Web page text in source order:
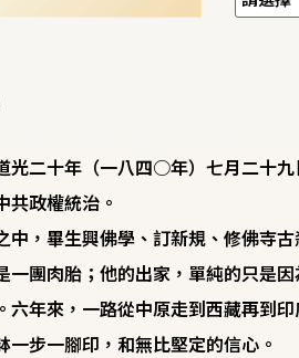
光二十年（一八四○年）七月二十
共政權統治。
中，畢生興佛學、訂新規、修佛寺
一團肉胎；他的出家，單純的只是
六年來，一路從中原走到西藏再到
一步一腳印，和無比堅定的信心。